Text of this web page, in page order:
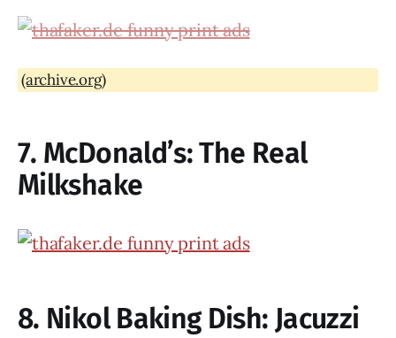
(archive.org)
7. McDonald’s: The Real
Milkshake
8. Nikol Baking Dish: Jacuzzi